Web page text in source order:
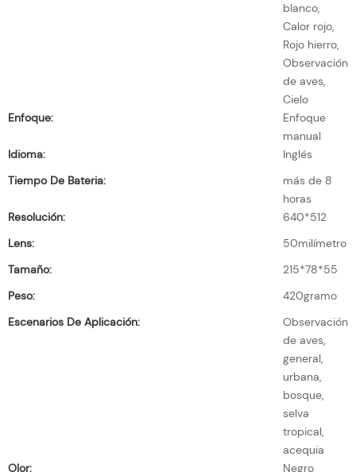
blanco,
Calor rojo,
Rojo hierro,
Observación
de aves,
Cielo
Enfoque:
Enfoque
manual
Idioma:
Inglés
Tiempo De Bateria:
más de 8
horas
Resolución:
640*512
Lens:
50milímetro
Tamaño:
215*78*55
Peso:
420gramo
Escenarios De Aplicación:
Observación
de aves,
general,
urbana,
bosque,
selva
tropical,
acequia
Olor:
Negro